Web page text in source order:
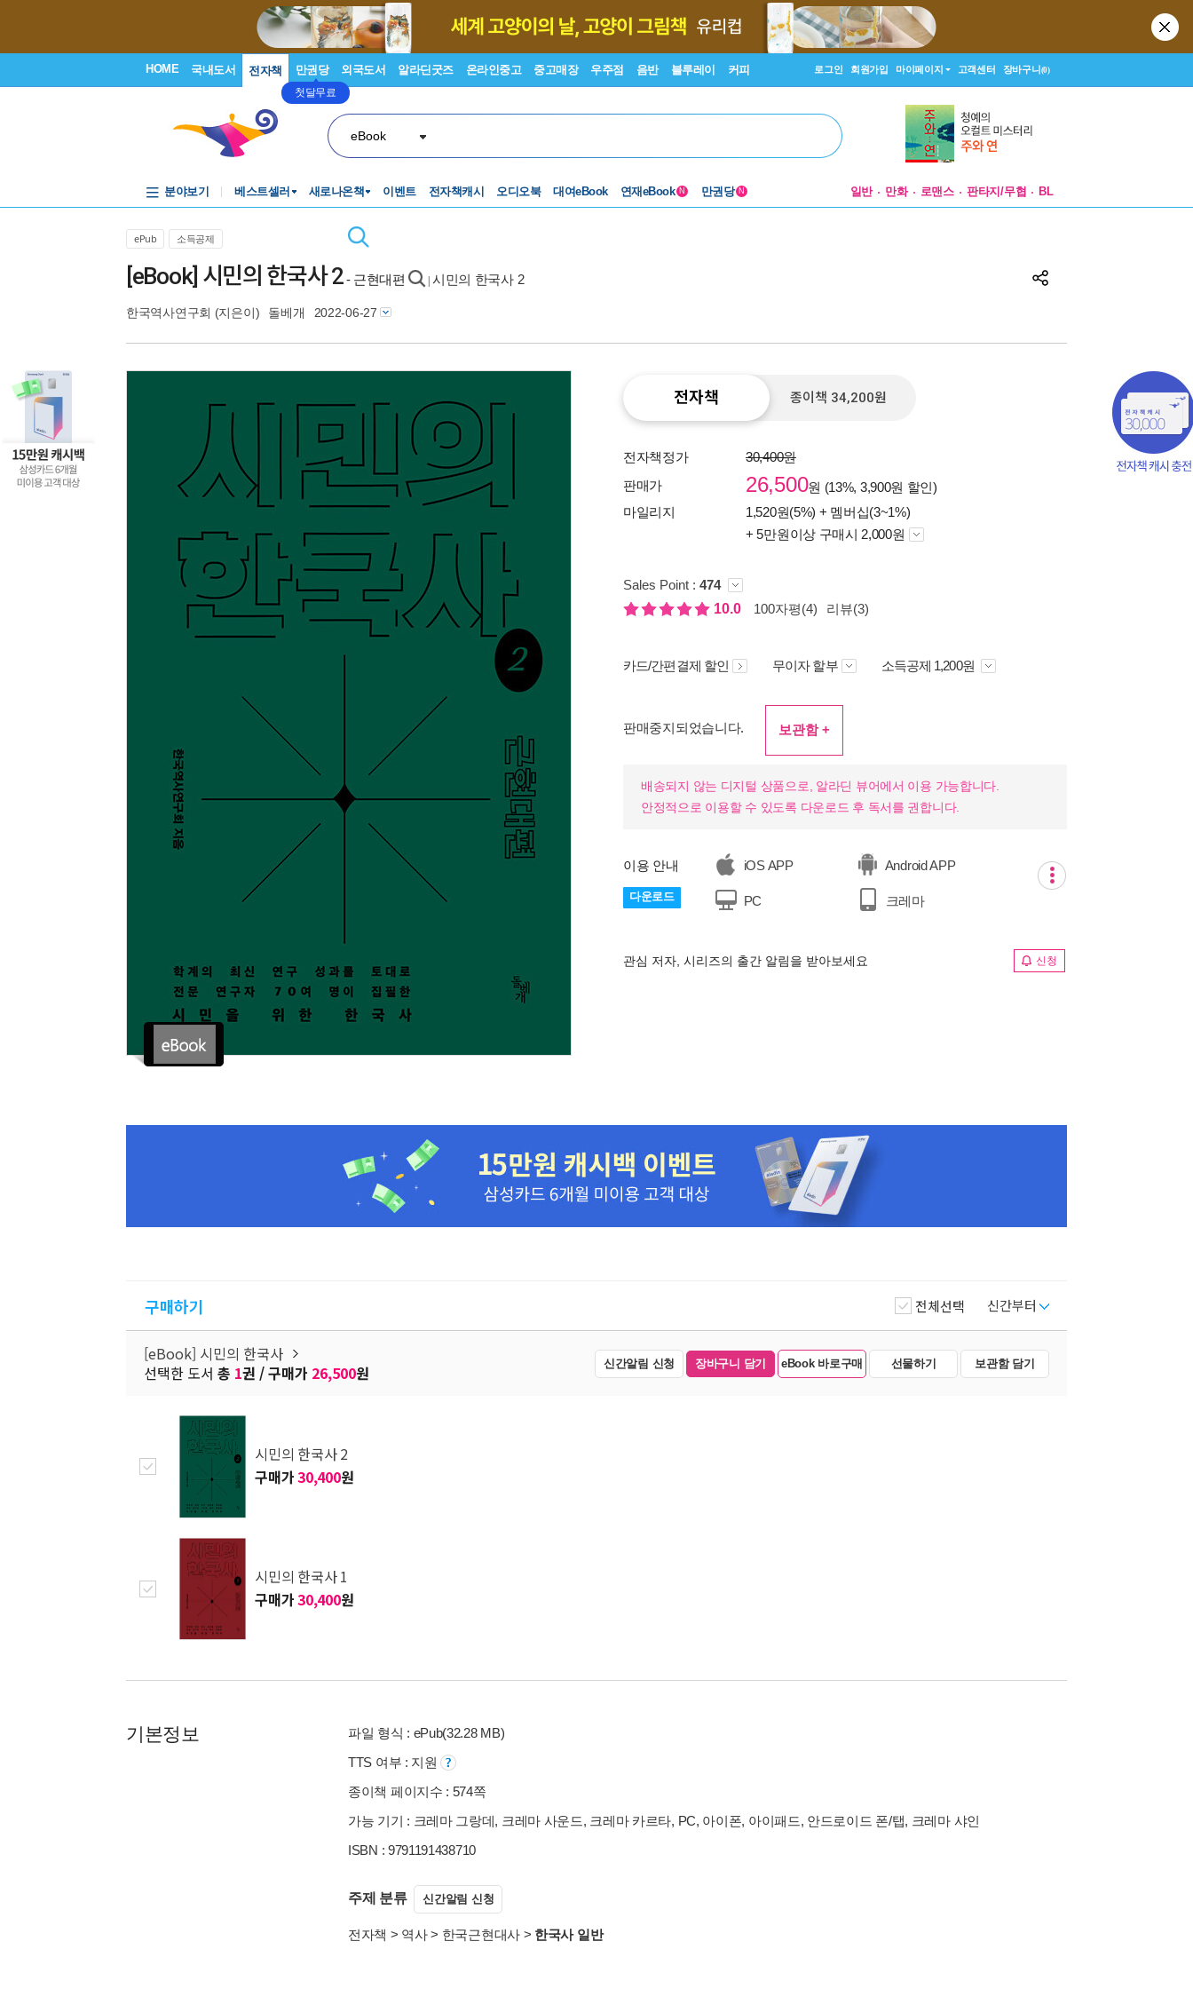
HOME 국내도서 전자책 만권당
첫달무료
외국도서 알라딘굿즈 온라인중고 중고매장 우주점 음반 블루레이 커피 로그인 회원가입 마이페이지 고객센터 장바구니(0)
eBook
분야보기 베스트셀러 새로나온책 이벤트 전자책캐시 오디오북 대여eBook 연재eBook N 만권당 N 일반 만화 로맨스 판타지/무협 BL
ePub 소득공제
[eBook] 시민의 한국사 2- 근현대편 시민의 한국사 2
한국역사연구회 (지은이) 돌베개 2022-06-27
미리보기
입니다.
전자책 종이책 34,200원
전자책정가
30,400원
판매가
26,500원 (13%, 3,900원 할인)
마일리지
1,520원(5%) + 멤버십(3~1%)
+ 5만원이상 구매시 2,000원
Sales Point : 474
10.0
100자평(4) 리뷰(3)
카드/간편결제 할인 무이자 할부 소득공제 1,200원
판매중지되었습니다. 보관함 +
배송되지 않는 디지털 상품으로, 알라딘 뷰어에서 이용 가능합니다.
안정적으로 이용할 수 있도록 다운로드 후 독서를 권합니다.
이용 안내
다운로드
iOS APP Android APP
PC 크레마
관심 저자, 시리즈의 출간 알림을 받아보세요 신청
구매하기 신간부터
전체선택
[eBook] 시민의 한국사
선택한 도서 총 1권 / 구매가 26,500원 신간알림 신청 장바구니 담기 eBook 바로구매 선물하기 보관함 담기
시민의 한국사 2
구매가30,400원
시민의 한국사 1
구매가30,400원
기본정보
파일 형식 : ePub(32.28 MB)
TTS 여부 : 지원
종이책 페이지수 : 574쪽
가능 기기 : 크레마 그랑데, 크레마 사운드, 크레마 카르타, PC, 아이폰, 아이패드, 안드로이드 폰/탭, 크레마 샤인
ISBN : 9791191438710
주제 분류 신간알림 신청
전자책 > 역사> 한국근현대사> 한국사 일반